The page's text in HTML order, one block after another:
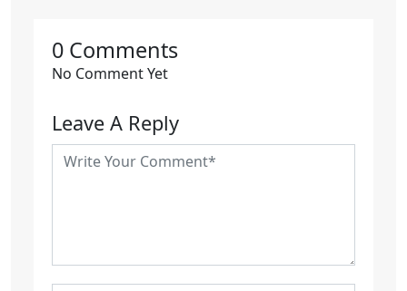
0 Comments
No Comment Yet
Leave A Reply